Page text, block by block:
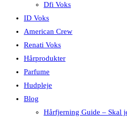
Dfi Voks
ID Voks
American Crew
Renati Voks
Hårprodukter
Parfume
Hudpleje
Blog
Hårfjerning Guide – Skal